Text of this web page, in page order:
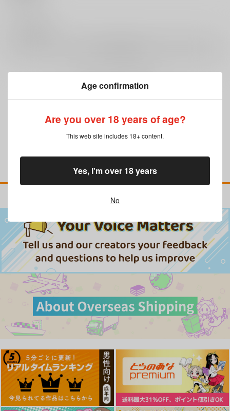
まだレビューはありません
Age confirmation
Are you over 18 years of age?
This web site includes 18+ content.
No
Yes, I'm over 18 years